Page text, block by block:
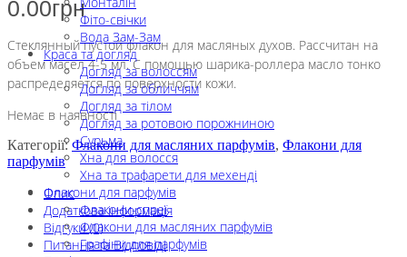
Фіто-свічки
Вода Зам-Зам
Краса та догляд
Догляд за волоссям
Догляд за обличчям
Догляд за тілом
Догляд за ротовою порожниною
Сурьма
Хна для волосся
Хна та трафарети для мехенді
Флакони для парфумів
Флакони-спреї
Флакони для масляних парфумів
Графіни для парфумів
0.00грн
Стеклянный пустой флакон для масляных духов. Рассчитан на
объем масел 4-5 мл. С помощью шарика-роллера масло тонко
распределяется по поверхности кожи.
Немає в наявності
Категорії:Флакони для масляних парфумів, Флакони для
парфумів
Опис
Додаткова інформація
Відгуки (0)
Питання та Відповіді